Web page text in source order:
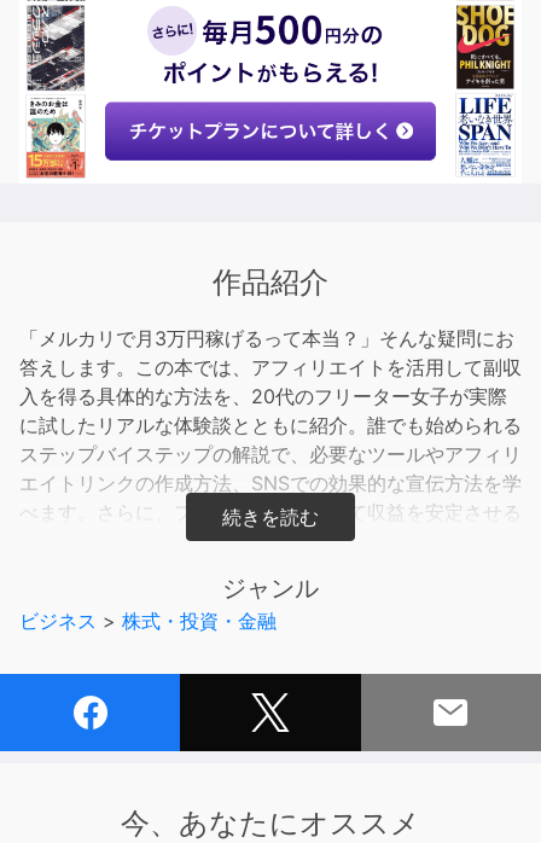
作品紹介
「メルカリで月3万円稼げるって本当？」そんな疑問にお
答えします。この本では、アフィリエイトを活用して副収
入を得る具体的な方法を、20代のフリーター女子が実際
に試したリアルな体験談とともに紹介。誰でも始められる
ステップバイステップの解説で、必要なツールやアフィリ
エイトリンクの作成方法、SNSでの効果的な宣伝方法を学
べます。さらに、フォロワーを増やして収益を安定させる
ためのコツも大公開！「稼ぎたいけど難しそう…」と思っ
を目指しませんか？この作品は合成音声による朗読です。
ジャンル
ビジネス > 株式・投資・金融
今、あなたにオススメ